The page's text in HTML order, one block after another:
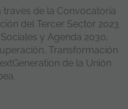
través de la Convocatoria
del Tercer Sector 2023
y Agenda 2030,
Transformación
de la Unión